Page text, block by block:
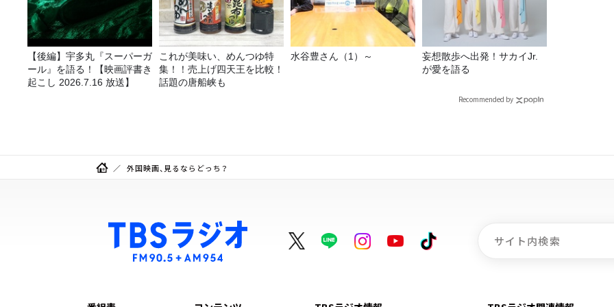
【後編】宇多丸『スーパーガ
ール』を語る！【映画評書き
起こし 2026.7.16 放送】
これが美味い、めんつゆ特
集！！売上げ四天王を比較！
話題の唐船峡も
水谷豊さん（1）～
妄想散歩へ出発！サカイJr.
が愛を語る
Recommended by
外国映画、見るならどっち？